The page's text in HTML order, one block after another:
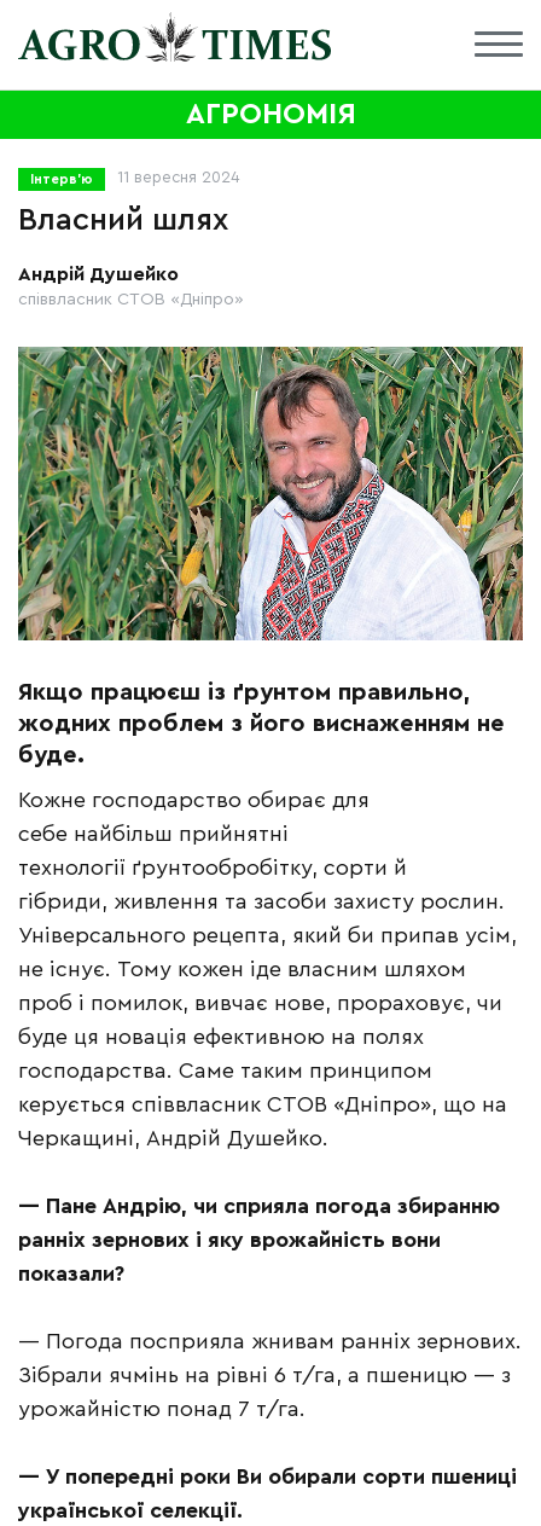
АГРОНОМІЯ
Інтерв'ю 11 вересня 2024
Власний шлях
Андрій Душейко
співвласник СТОВ «Дніпро»
Якщо працюєш із ґрунтом правильно,
жодних проблем з його виснаженням не
буде.
Кожне господарство обирає для
себе найбільш прийнятні
технології ґрунтообробітку, сорти й
гібриди, живлення та засоби захисту рослин.
Універсального рецепта, який би припав усім,
не існує. Тому кожен іде власним шляхом
проб і помилок, вивчає нове, прораховує, чи
буде ця новація ефективною на полях
господарства. Саме таким принципом
керується співвласник СТОВ «Дніпро», що на
Черкащині, Андрій Душейко.
— Пане Андрію, чи сприяла погода збиранню
ранніх зернових і яку врожайність вони
показали?
— Погода посприяла жнивам ранніх зернових.
Зібрали ячмінь на рівні 6 т/га, а пшеницю — з
урожайністю понад 7 т/га.
— У попередні роки Ви обирали сорти пшениці
української селекції.